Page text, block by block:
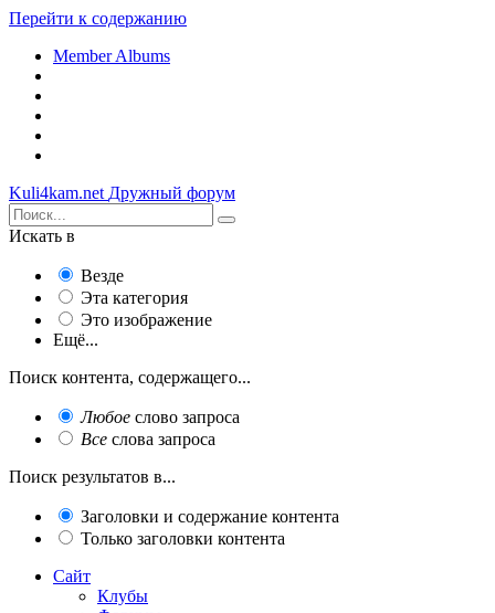
Перейти к содержанию
Member Albums
Kuli4kam.net Дружный форум
Искать в
Везде
Эта категория
Это изображение
Ещё...
Поиск контента, содержащего...
Любое слово запроса
Все слова запроса
Поиск результатов в...
Заголовки и содержание контента
Только заголовки контента
Сайт
Клубы